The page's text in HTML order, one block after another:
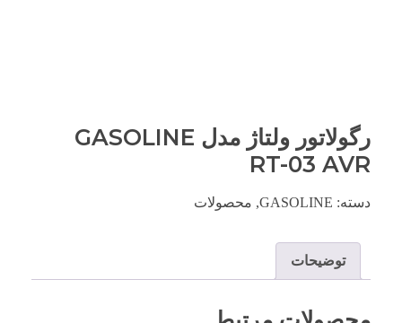
رگولاتور ولتاژ مدل GASOLINE
RT-03 AVR
دسته: GASOLINE
, محصولات
توضیحات